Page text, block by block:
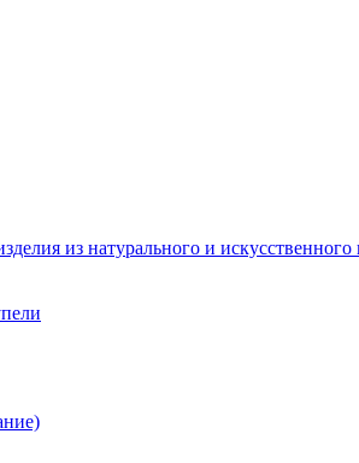
из натурального и искусственного